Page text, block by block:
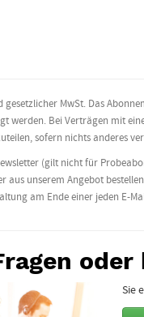
gesetzlicher MwSt. Das
werden. Bei Verträgen mit
sofern nichts anderes
(gilt nicht für
aus unserem Angebot
am Ende einer jeden E-
Sie